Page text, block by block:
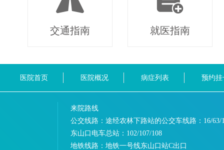
交通指南 就医指南
医院首页 医院概况 病症列表 预约挂
来院路线
公交线路：途经农林下路站的公交车线路： 16/63/
东山口电车总站： 102/107/108
地铁线路： 地铁一号线东山口站C出口